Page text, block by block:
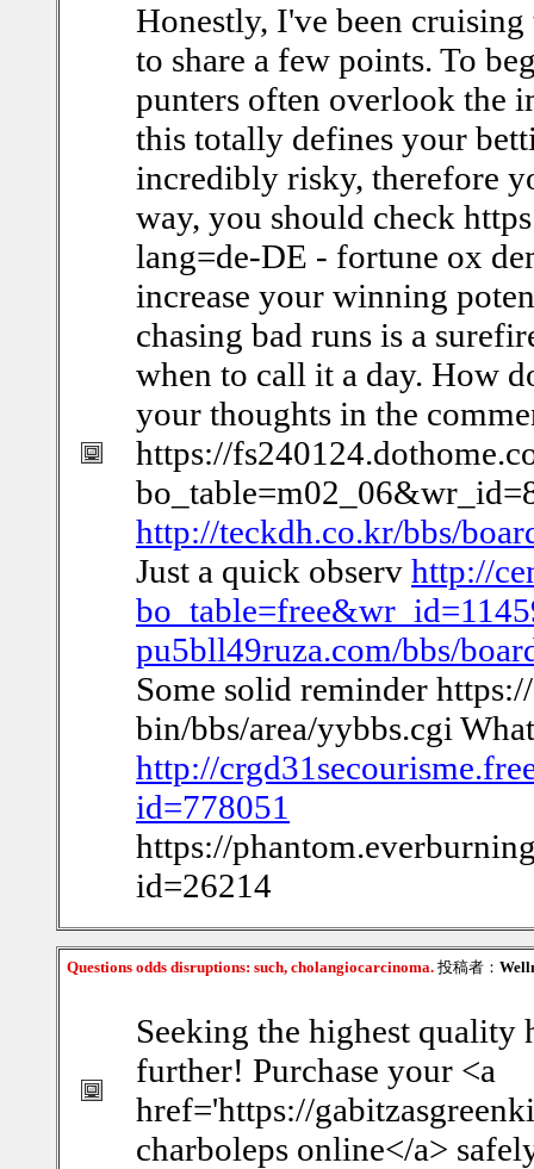
Honestly, I've been
to share a few points. To
punters often overlook the
this totally defines your
incredibly risky, therefore
way, you should check
lang=de-DE - fortune ox
increase your winning
chasing bad runs is a
when to call it a day. How
your thoughts in the
https://
http://teckdh.co.kr/bbs/
Just a quick observ http://
pu5bll49ruza.com/bbs/
Some solid reminder
bin/bbs/area/yybbs.cgi
http://
id=778051
https://
id=26214
Questions odds disruptions: such, cholangiocarcinoma. 投稿者：
Seeking the highest
further! Purchase your <a
href='https://
charboleps online</a>